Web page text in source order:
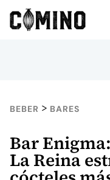
BEBER > BARES
Bar
La Reina